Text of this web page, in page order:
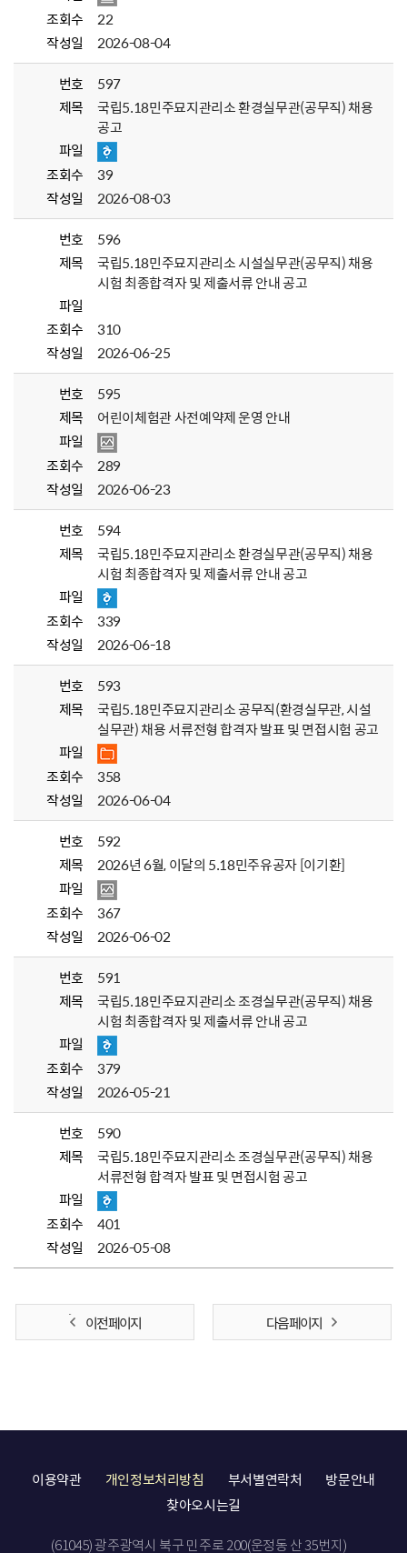
조회수
22
작성일
2026-08-04
번호
597
제목
국립5.18민주묘지관리소 환경실무관(공무직) 채용
공고
파일
조회수
39
작성일
2026-08-03
번호
596
제목
국립5.18민주묘지관리소 시설실무관(공무직) 채용
시험 최종합격자 및 제출서류 안내 공고
파일
조회수
310
작성일
2026-06-25
번호
595
제목
어린이체험관 사전예약제 운영 안내
파일
조회수
289
작성일
2026-06-23
번호
594
제목
국립5.18민주묘지관리소 환경실무관(공무직) 채용
시험 최종합격자 및 제출서류 안내 공고
파일
조회수
339
작성일
2026-06-18
번호
593
제목
국립5.18민주묘지관리소 공무직(환경실무관, 시설
실무관) 채용 서류전형 합격자 발표 및 면접시험 공고
파일
조회수
358
작성일
2026-06-04
번호
592
제목
2026년 6월, 이달의 5.18민주유공자 [이기환]
파일
조회수
367
작성일
2026-06-02
번호
591
제목
국립5.18민주묘지관리소 조경실무관(공무직) 채용
시험 최종합격자 및 제출서류 안내 공고
파일
조회수
379
작성일
2026-05-21
번호
590
제목
국립5.18민주묘지관리소 조경실무관(공무직) 채용
서류전형 합격자 발표 및 면접시험 공고
파일
조회수
401
작성일
2026-05-08
이전 페이지 다음 페이지
이용약관 개인정보처리방침 부서별연락처
방문안내
찾아오시는길
(61045) 광주광역시 북구 민주로 200(운정동 산 35번지)